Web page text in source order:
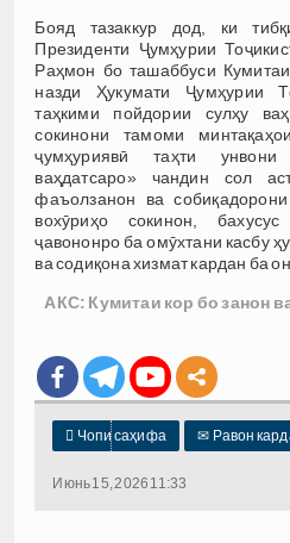
Бояд тазаккур дод, ки
Президенти Ҷумҳурии
Раҳмон бо ташаббуси
назди Ҳукумати Ҷумҳурии
таҳкими пойдории сулҳу
сокинони тамоми
ҷумҳуриявӣ таҳти
ваҳдатсаро» чандин сол
фаъолзанон ва
вохӯриҳо сокинон,
ҷавононро ба омӯхтани касбу
ва содиқона хизмат кардан ба
АКС: Кумитаи кор бо занон
 Чопи саҳифа ✉ Равон
Июнь 15, 2026 11:33